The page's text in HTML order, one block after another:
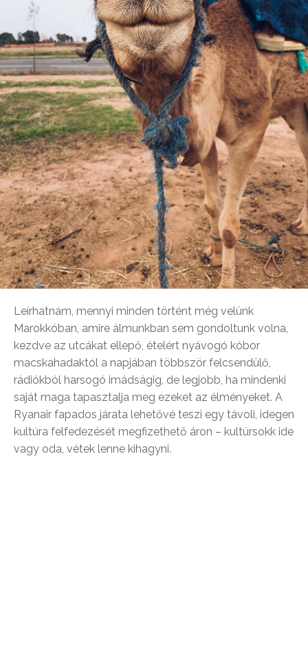
Leírhatnám, mennyi minden történt még velünk
Marokkóban, amire álmunkban sem gondoltunk volna,
kezdve az utcákat ellepő, ételért nyávogó kóbor
macskahadaktól a napjában többször felcsendülő,
rádiókból harsogó imádságig, de legjobb, ha mindenki
saját maga tapasztalja meg ezeket az élményeket. A
Ryanair fapados járata lehetővé teszi egy távoli, idegen
kultúra felfedezését megfizethető áron – kultúrsokk ide
vagy oda, vétek lenne kihagyni.